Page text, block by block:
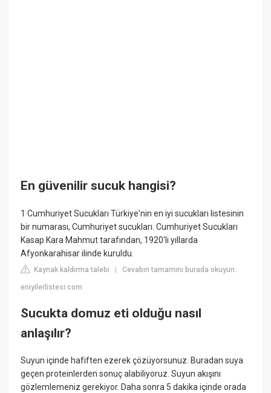
En güvenilir sucuk hangisi?
1 Cumhuriyet Sucukları Türkiye'nin en iyi sucukları listesinin
bir numarası, Cumhuriyet sucukları. Cumhuriyet Sucukları
Kasap Kara Mahmut tarafından, 1920'li yıllarda
Afyonkarahisar ilinde kuruldu.
Kaynak kaldırma talebi |Cevabın tamamını burada okuyun:
eniyilerlistesi.com
Sucukta domuz eti olduğu nasıl
anlaşılır?
Suyun içinde hafiften ezerek çözüyorsunuz. Buradan suya
geçen proteinlerden sonuç alabiliyoruz. Suyun akışını
gözlemlemeniz gerekiyor. Daha sonra 5 dakika içinde orada